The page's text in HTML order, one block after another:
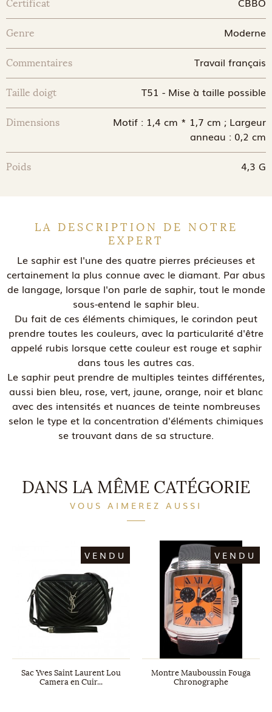
Certificat
Genre Moderne
Commentaires Travail français
Taille doigt T51 - Mise à taille possible
Dimensions
Motif : 1,4 cm * 1,7 cm ; Largeur
anneau : 0,2 cm
Poids 4,3 G
LA DESCRIPTION DE NOTRE
EXPERT
Le saphir est l'une des quatre pierres précieuses et
certainement la plus connue avec le diamant. Par abus
de langage, lorsque l'on parle de saphir, tout le monde
sous-entend le saphir bleu.
Du fait de ces éléments chimiques, le corindon peut
prendre toutes les couleurs, avec la particularité d'être
appelé rubis lorsque cette couleur est rouge et saphir
dans tous les autres cas.
Le saphir peut prendre de multiples teintes différentes,
aussi bien bleu, rose, vert, jaune, orange, noir et blanc
avec des intensités et nuances de teinte nombreuses
selon le type et la concentration d'éléments chimiques
se trouvant dans de sa structure.
DANS LA MÊME CATÉGORIE
VOUS AIMEREZ AUSSI
VENDU
Sac Yves Saint Laurent Lou
Camera en Cuir...
VENDU
Montre Mauboussin Fouga
Chronographe